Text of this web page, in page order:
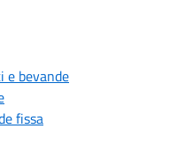
e bevande
fissa